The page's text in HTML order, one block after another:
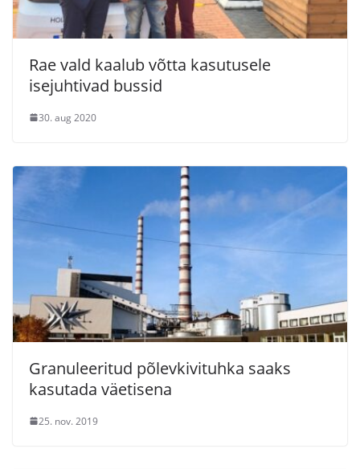
Rae vald kaalub võtta kasutusele
isejuhtivad bussid
30. aug 2020
Granuleeritud põlevkivituhka saaks
kasutada väetisena
25. nov. 2019